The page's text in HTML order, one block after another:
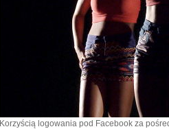
Korzyścią logowania pod Facebook za